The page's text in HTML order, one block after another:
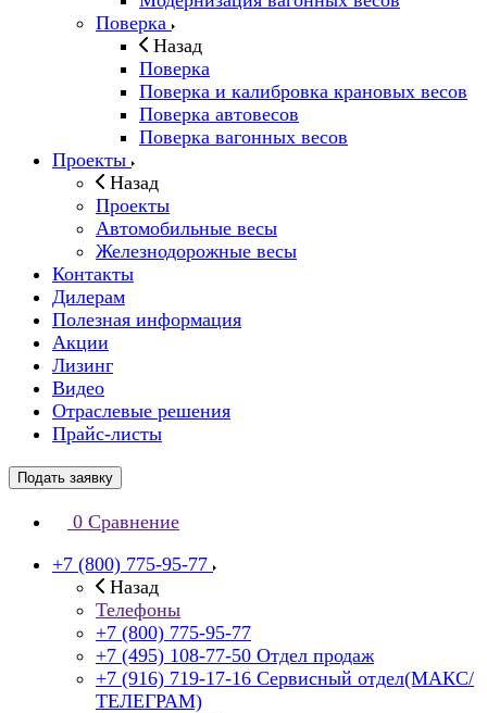
Поверка
Назад
Поверка
Поверка и калибровка крановых весов
Поверка автовесов
Поверка вагонных весов
Проекты
Назад
Проекты
Автомобильные весы
Железнодорожные весы
Контакты
Дилерам
Полезная информация
Акции
Лизинг
Видео
Отраслевые решения
Прайс-листы
Подать заявку
0 Сравнение
+7 (800) 775-95-77
Назад
Телефоны
+7 (800) 775-95-77
+7 (495) 108-77-50 Отдел продаж
+7 (916) 719-17-16 Сервисный отдел(МАКС/
ТЕЛЕГРАМ)